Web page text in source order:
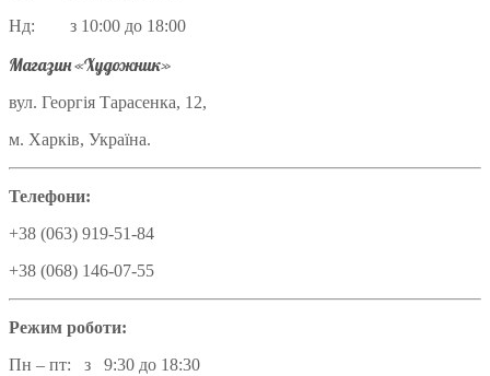
Нд: з 10:00 до 18:00
Магазин «Художник»
вул. Георгія Тарасенка, 12,
м. Харків, Україна.
Телефони:
+38 (063) 919-51-84
+38 (068) 146-07-55
Режим роботи:
Пн – пт: з 9:30 до 18:30